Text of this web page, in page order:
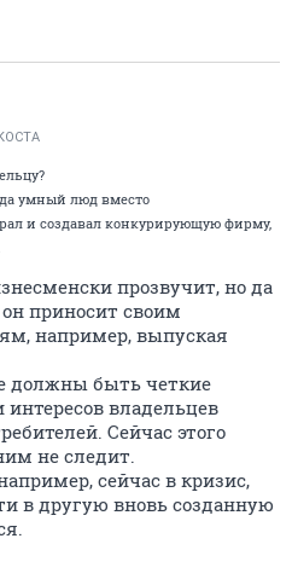
умный люд вместо
и создавал конкурирующую фирму,
прозвучит, но да
приносит своим
например, выпуская
должны быть четкие
владельцев
Сейчас этого
не следит.
сейчас в кризис,
в другую вновь созданную